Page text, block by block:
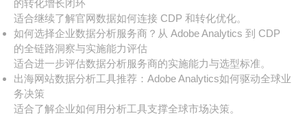
的转化增长闭环
适合继续了解官网数据如何连接 CDP 和转化优化。
如何选择企业数据分析服务商？从 Adobe Analytics 到 CDP
的全链路洞察与实施能力评估
适合进一步评估数据分析服务商的实施能力与选型标准。
出海网站数据分析工具推荐：Adobe Analytics如何驱动全球业
务决策
适合了解企业如何用分析工具支撑全球市场决策。